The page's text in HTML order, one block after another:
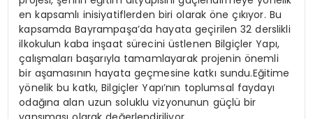
en kapsamlı inisiyatiflerden biri olarak öne çıkıyor. Bu
kapsamda Bayrampaşa’da hayata geçirilen 32 derslikli
ilkokulun kaba inşaat sürecini üstlenen Bilgiçler Yapı,
çalışmaları başarıyla tamamlayarak projenin önemli
bir aşamasının hayata geçmesine katkı sundu.Eğitime
yönelik bu katkı, Bilgiçler Yapı’nın toplumsal faydayı
odağına alan uzun soluklu vizyonunun güçlü bir